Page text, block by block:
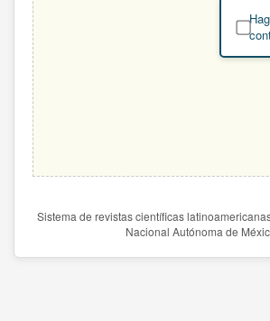
Sistema de revistas científicas
Nacional Autónoma de